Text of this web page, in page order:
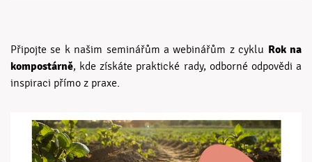
Připojte se k našim seminářům a webinářům z cyklu Rok na
kompostárně, kde získáte praktické rady, odborné odpovědi a
inspiraci přímo z praxe.